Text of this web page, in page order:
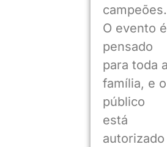
campeões.
O evento é
pensado
para toda a
família, e o
público
está
autorizado